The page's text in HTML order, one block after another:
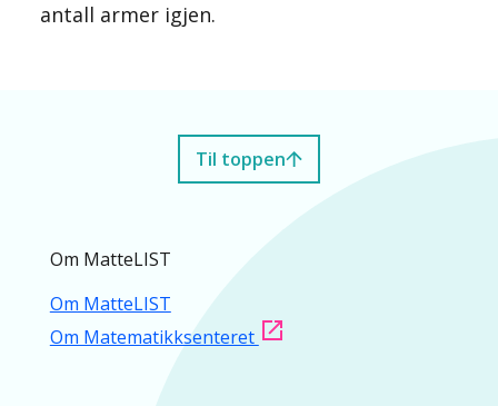
antall armer igjen.
Til toppen
Om MatteLIST
Om MatteLIST
Om Matematikksenteret